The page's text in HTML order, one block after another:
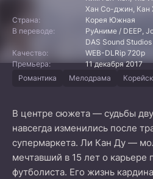
Хан Со-джин, Кан
Страна:
Корея Южная
В переводе:
РуАниме / DEEP,
DAS Sound Studios
Качество:
WEB-DLRip 720p
Премьера:
11 декабря 2017
Романтика
Мелодрама
В центре сюжета — судьбы
навсегда изменились после
супермаркета. Ли Кан Ду —
мечтавший в 15 лет о карьере
футболиста. Его жизнь